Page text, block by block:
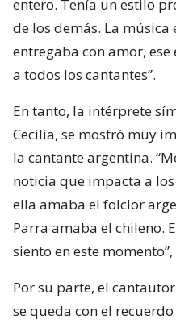
entero. Tenía un estilo
de los demás. La música
entregaba con amor, ese
a todos los cantantes”.
En tanto, la intérprete
Cecilia, se mostró muy
la cantante argentina.
noticia que impacta a
ella amaba el folclor
Parra amaba el chileno.
siento en este
Por su parte, el
se queda con el